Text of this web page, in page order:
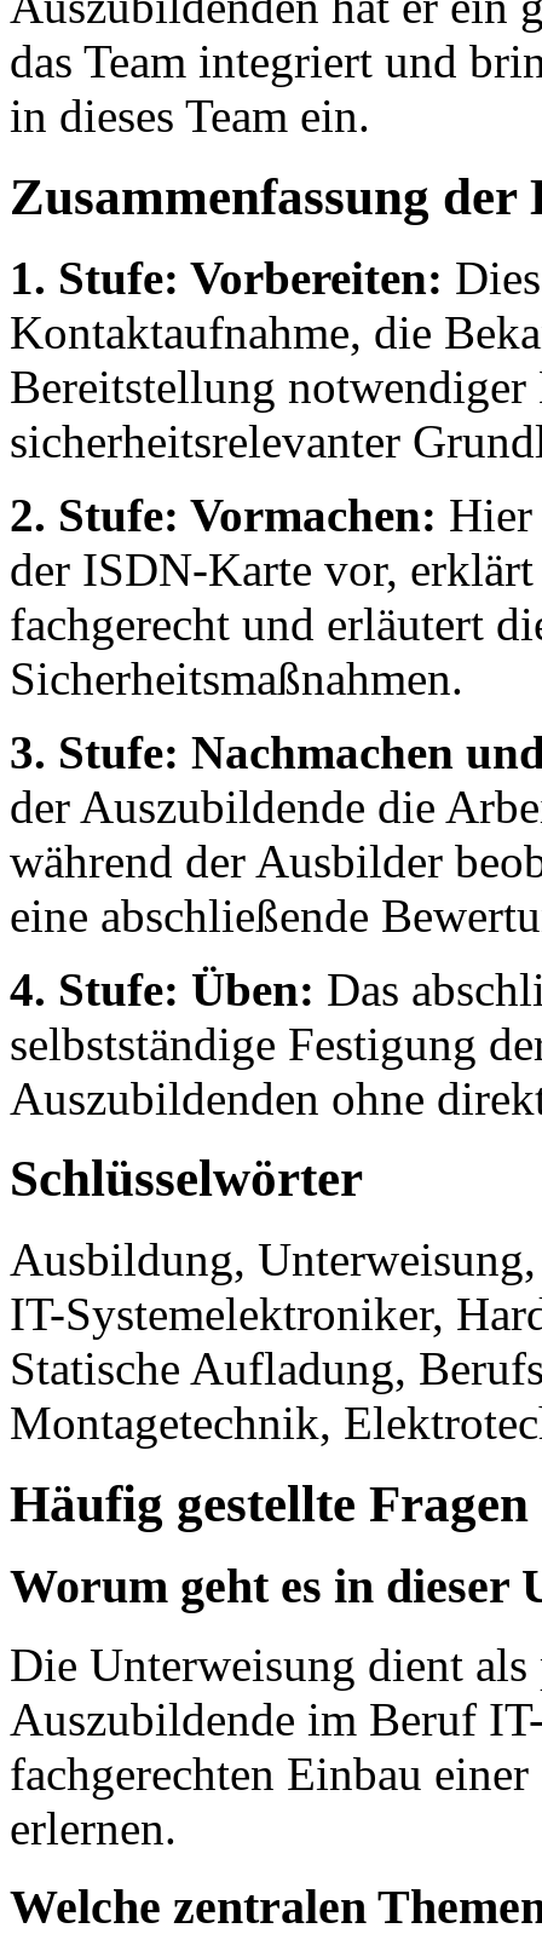
das Team integriert und
in dieses Team ein.
Zusammenfassung der
1. Stufe: Vorbereiten:
Kontaktaufnahme, die
Bereitstellung
sicherheitsrelevanter
2. Stufe: Vormachen: Hier
der ISDN-Karte vor,
fachgerecht und erläutert
Sicherheitsmaßnahmen.
3. Stufe: Nachmachen
der Auszubildende die
während der Ausbilder
eine abschließende
4. Stufe: Üben: Das
selbstständige Festigung
Auszubildenden ohne
Schlüsselwörter
Ausbildung,
IT-Systemelektroniker,
Statische Aufladung,
Montagetechnik,
Häufig gestellte Fragen
Worum geht es in dieser
Die Unterweisung dient
Auszubildende im Beruf
fachgerechten Einbau
erlernen.
Welche zentralen